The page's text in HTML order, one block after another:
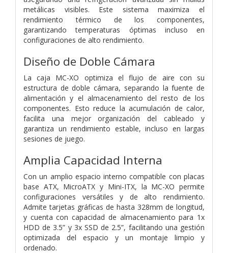
metálicas visibles. Este sistema maximiza el
rendimiento térmico de los componentes,
garantizando temperaturas óptimas incluso en
configuraciones de alto rendimiento.
Diseño de Doble Cámara
La caja MC-XO optimiza el flujo de aire con su
estructura de doble cámara, separando la fuente de
alimentación y el almacenamiento del resto de los
componentes. Esto reduce la acumulación de calor,
facilita una mejor organización del cableado y
garantiza un rendimiento estable, incluso en largas
sesiones de juego.
Amplia Capacidad Interna
Con un amplio espacio interno compatible con placas
base ATX, MicroATX y Mini-ITX, la MC-XO permite
configuraciones versátiles y de alto rendimiento.
Admite tarjetas gráficas de hasta 328mm de longitud,
y cuenta con capacidad de almacenamiento para 1x
HDD de 3.5” y 3x SSD de 2.5”, facilitando una gestión
optimizada del espacio y un montaje limpio y
ordenado.